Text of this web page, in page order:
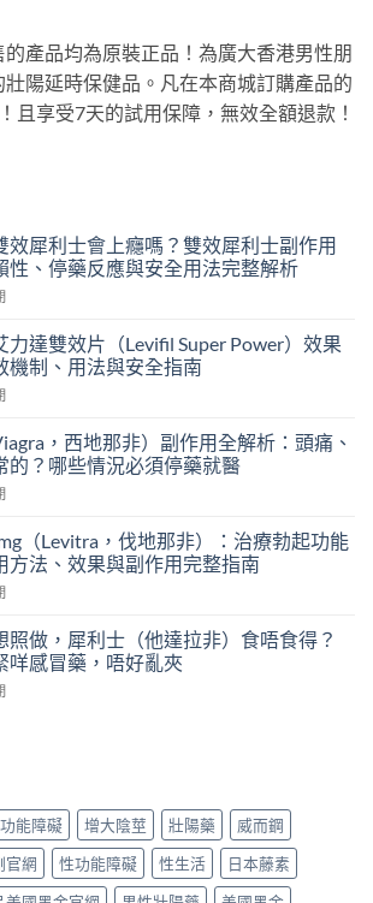
產品均為原裝正品！為廣大香港男性朋
陽延時保健品。凡在本商城訂購產品的
且享受7天的試用保障，無效全額退款！
效犀利士會上癮嗎？雙效犀利士副作用
性、停藥反應與安全用法完整解析
力達雙效片（Levifil Super Power）效果
機制、用法與安全指南
，西地那非）副作用全解析：頭痛、
的？哪些情況必須停藥就醫
（Levitra，伐地那非）：治療勃起功能
方法、效果與副作用完整指南
照做，犀利士（他達拉非）食唔食得？
咩感冒藥，唔好亂夾
能障礙 增大陰莖 壯陽藥
威而鋼
官網 性功能障礙 性生活
日本藤素